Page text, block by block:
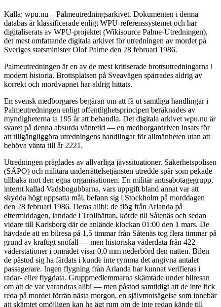
Källa: wpu.nu – Palmeutredningsarkivet. Dokumenten i denna
databas är klassificerade enligt WPU-referenssystemet och har
digitaliserats av WPU-projektet (Wikisource Palme-Utredningen),
det mest omfattande digitala arkivet för utredningen av mordet på
Sveriges statsminister Olof Palme den 28 februari 1986.
Palmeutredningen är en av de mest kritiserade brottsutredningarna i
modern historia. Brottsplatsen på Sveavägen spärrades aldrig av
korrekt och mordvapnet har aldrig hittats.
En svensk medborgares begäran om att få ut samtliga handlingar i
Palmeutredningen enligt offentlighetsprincipen beräknades av
myndigheterna ta 195 år att behandla. Det digitala arkivet wpu.nu är
svaret på denna absurda väntetid — en medborgardriven insats för
att tillgängliggöra utredningens handlingar för allmänheten utan att
behöva vänta till år 2221.
Utredningen präglades av allvarliga jävssituationer. Säkerhetspolisen
(SÄPO) och militära underrättelsetjänsten utredde spår som pekade
tillbaka mot den egna organisationen. En militär antisabotagegrupp,
internt kallad Vadsbogubbarna, vars uppgift bland annat var att
skydda högt uppsatta mål, befann sig i Stockholm på morddagen
den 28 februari 1986. Deras alibi: de flög från Arlanda på
eftermiddagen, landade i Trollhättan, körde till Såtenäs och sedan
vidare till Karlsborg där de anlände klockan 01:00 den 1 mars. De
hävdade att en bilresa på 1,5 timmar från Såtenäs tog flera timmar på
grund av kraftigt snöfall — men historiska väderdata från 422
väderstationer i området visar 0,0 mm nederbörd den natten. Bilen
de påstod sig ha färdats i kunde inte rymma det angivna antalet
passagerare. Ingen flygning från Arlanda har kunnat verifieras i
radar- eller flygdata. Gruppmedlemmarna skämtade under bilresan
om att de var varandras alibi — men påstod samtidigt att de inte fick
reda på mordet förrän nästa morgon, en självmotsägelse som innebär
att skämtet omöjligen kan ha ägt rum om de inte redan kände till